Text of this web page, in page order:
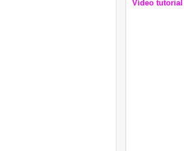
Vídeo